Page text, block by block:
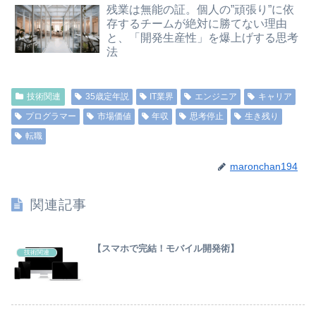
残業は無能の証。個人の”頑張り”に依
存するチームが絶対に勝てない理由
と、「開発生産性」を爆上げする思考
法
技術関連 35歳定年説 IT業界 エンジニア
キャリア
プログラマー
市場価値 年収 思考停止
生き残り
転職
maronchan194
関連記事
技術関連 【スマホで完結！モバイル開発術】